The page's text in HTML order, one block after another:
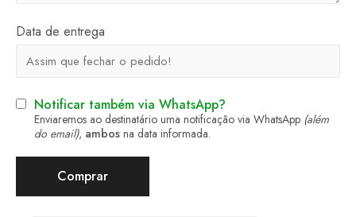
Notificar também via WhatsApp?
Enviaremos ao destinatário uma notificação via WhatsApp (além
do email), ambos na data informada.
Data de entrega
Comprar